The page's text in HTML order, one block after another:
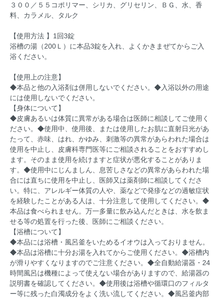
３００／５５コポリマー、シリカ、グリセリン、ＢＧ、水、香
料、カラメル、タルク
【使用方法 】1回3錠
浴槽の湯（200Ｌ）に本品3錠を入れ、よくかきまぜてからご入
浴ください。
【使用上の注意】
◆本品と他の入浴剤は併用しないでください。◆入浴以外の用途
には使用しないでください。
【身体について】
◆皮膚あるいは体質に異常がある場合は医師に相談してご使用く
ださい。◆使用中、使用後、または使用したお肌に直射日光があ
たって、赤味、はれ、かゆみ、刺激等の異常があらわれた場合は
使用を中止し、皮膚科専門医等にご相談されることをおすすめし
ます。そのまま使用を続けますと症状が悪化することがありま
す。◆使用中にじんましん、息苦しさなどの異常があらわれた場
合には直ちに使用を中止し、医師又は薬剤師に相談してくださ
い。特に、アレルギー体質の人や、薬などで発疹などの過敏症状
を経験したことがある人は、十分注意して使用してください。◆
本品は食べられません。万一多量に飲み込んだときは、水を飲ま
せる等の処置を行った後、医師にご相談ください。
【浴槽について】
◆本品には浴槽・風呂釜をいためるイオウは入っておりません。
◆本品は浴槽に十分お湯を入れてからご使用ください。◆浴槽内
が滑りやすくなりますのでご注意ください。◆全自動給湯器・24
時間風呂は機種によって使えない場合がありますので、給湯器の
説明書を確認してください。◆使用後は浴槽や循環口のフィルタ
ー等に残った白濁成分をよく洗い流してください。◆風呂釜内部